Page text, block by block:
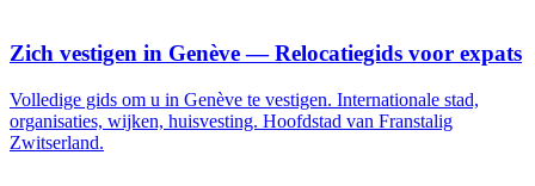
Zich vestigen in Genève — Relocatiegids voor expats
Volledige gids om u in Genève te vestigen. Internationale stad,
organisaties, wijken, huisvesting. Hoofdstad van Franstalig
Zwitserland.